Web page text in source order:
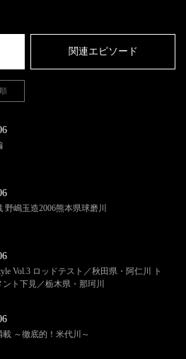
関連エピソード
野嶋玉造2006熊本県球磨川
Vol.3 ロッドテスト／秋田県・阿仁川 ト
ント下見／栃木県・那珂川
載 ～徹底的！米代川～